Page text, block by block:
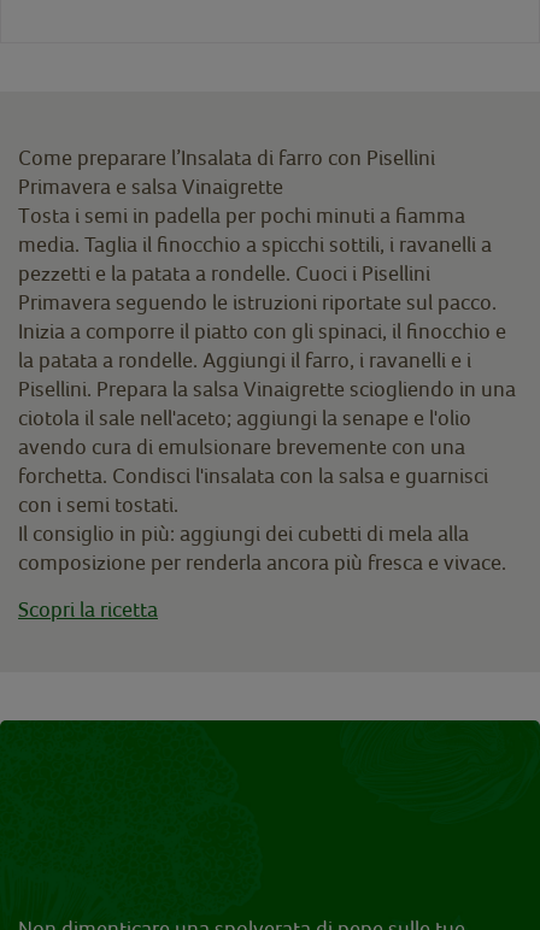
Come preparare l’Insalata di farro con Pisellini
Primavera e salsa Vinaigrette
Tosta i semi in padella per pochi minuti a fiamma
media. Taglia il finocchio a spicchi sottili, i ravanelli a
pezzetti e la patata a rondelle. Cuoci i Pisellini
Primavera seguendo le istruzioni riportate sul pacco.
Inizia a comporre il piatto con gli spinaci, il finocchio e
la patata a rondelle. Aggiungi il farro, i ravanelli e i
Pisellini. Prepara la salsa Vinaigrette sciogliendo in una
ciotola il sale nell'aceto; aggiungi la senape e l'olio
avendo cura di emulsionare brevemente con una
forchetta. Condisci l'insalata con la salsa e guarnisci
con i semi tostati.
Il consiglio in più: aggiungi dei cubetti di mela alla
composizione per renderla ancora più fresca e vivace.
Scopri la ricetta